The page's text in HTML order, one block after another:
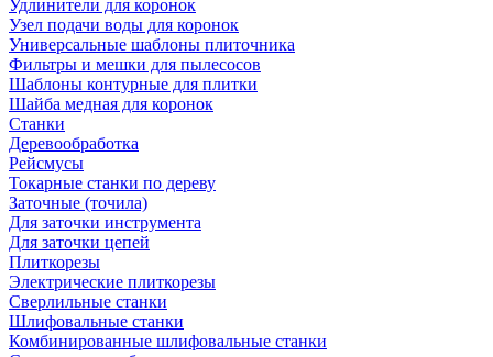
Удлинители для коронок
Узел подачи воды для коронок
Универсальные шаблоны плиточника
Фильтры и мешки для пылесосов
Шаблоны контурные для плитки
Шайба медная для коронок
Станки
Деревообработка
Рейсмусы
Токарные станки по дереву
Заточные (точила)
Для заточки инструмента
Для заточки цепей
Плиткорезы
Электрические плиткорезы
Сверлильные станки
Шлифовальные станки
Комбинированные шлифовальные станки